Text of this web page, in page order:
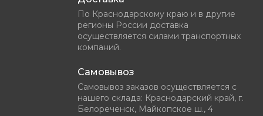
По Краснодарскому краю и в другие
регионы России доставка
осуществляется силами транспортных
компаний.
Самовывоз
Самовывоз заказов осуществляется с
нашего склада: Краснодарский край, г.
Белореченск, Майкопское ш., 4